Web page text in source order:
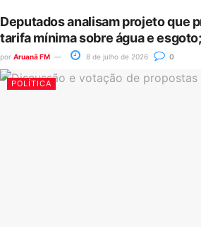
Deputados analisam projeto que
tarifa mínima sobre água e
por Aruanã FM 8 de julho de 2026 0
POLÍTICA